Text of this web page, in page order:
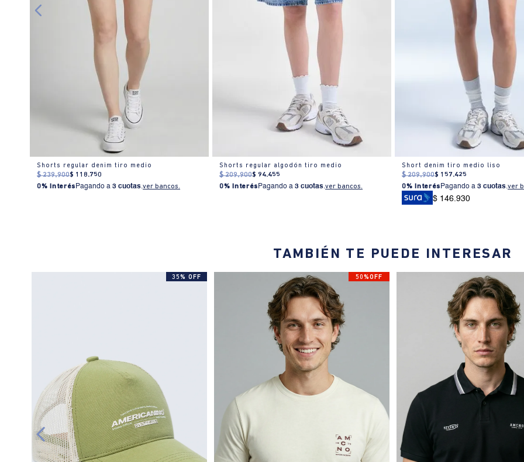
Shorts regular denim tiro medio
$ 239.900$ 118.750
0% Interés Pagando a3 cuotas.ver bancos.
Shorts regular algodón tiro medio
$ 209.900$ 94.455
0% Interés Pagando a3 cuotas.ver bancos.
Short denim tiro medio liso
$ 209.900$ 157.425
0% Interés Pagando a3 cuotas.ver
$ 146.930
TAMBIÉN TE PUEDE INTERESAR
35% OFF 50%OFF